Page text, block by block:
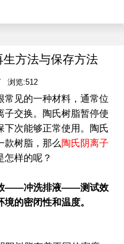
方法与保存方法
浏览:512
常见的一种材料，通常位
子交换。陶氏树脂暂停使
下次能够正常使用。陶氏
款树脂，那么 陶氏阴离子
怎样的呢？
——冲洗排液——测试效
的密闭性和温度。